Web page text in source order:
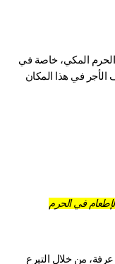
ساهم في تقديم وجبات الإفطار للصائمين داخل الحرم المكي، خاصة في
أيام الإثنين والخميس والأيام البيض، حيث يُضاعف الأجر في هذا المكان
في الحرم
اجمع بين أجر إطعام الطعام وسقيا الماء في يوم عرفة، من خلال التبرع